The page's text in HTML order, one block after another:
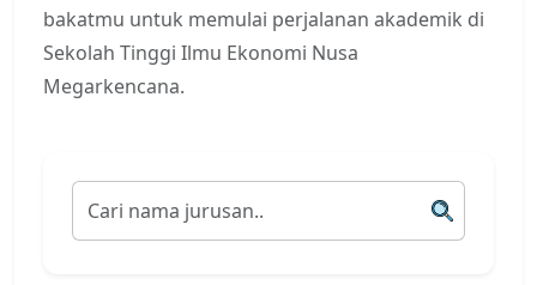
bakatmu untuk memulai perjalanan akademik di
Sekolah Tinggi Ilmu Ekonomi Nusa
Megarkencana.